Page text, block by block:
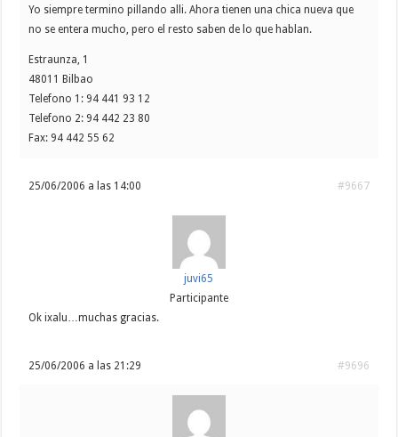
Yo siempre termino pillando alli. Ahora tienen una chica nueva que
no se entera mucho, pero el resto saben de lo que hablan.
Estraunza, 1
48011 Bilbao
Telefono 1: 94 441 93 12
Telefono 2: 94 442 23 80
Fax: 94 442 55 62
25/06/2006 a las 14:00 #9667
juvi65
Participante
Ok ixalu…muchas gracias.
25/06/2006 a las 21:29 #9696